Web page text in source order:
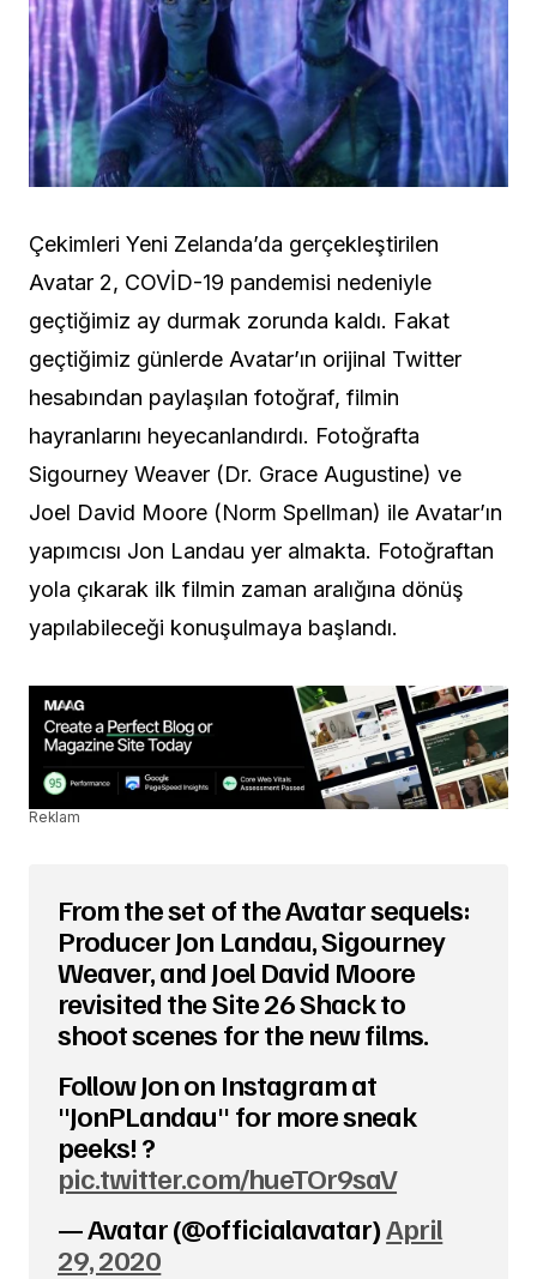
Çekimleri Yeni Zelanda’da gerçekleştirilen
Avatar 2, COVİD-19 pandemisi nedeniyle
geçtiğimiz ay durmak zorunda kaldı. Fakat
geçtiğimiz günlerde Avatar’ın orijinal Twitter
hesabından paylaşılan fotoğraf, filmin
hayranlarını heyecanlandırdı. Fotoğrafta
Sigourney Weaver (Dr. Grace Augustine) ve
Joel David Moore (Norm Spellman) ile Avatar’ın
yapımcısı Jon Landau yer almakta. Fotoğraftan
yola çıkarak ilk filmin zaman aralığına dönüş
yapılabileceği konuşulmaya başlandı.
Reklam
From the set of the Avatar sequels:
Producer Jon Landau, Sigourney
Weaver, and Joel David Moore
revisited the Site 26 Shack to
shoot scenes for the new films.
Follow Jon on Instagram at
"JonPLandau" for more sneak
peeks! ?
pic.twitter.com/hueTOr9saV
— Avatar (@officialavatar)April
29, 2020